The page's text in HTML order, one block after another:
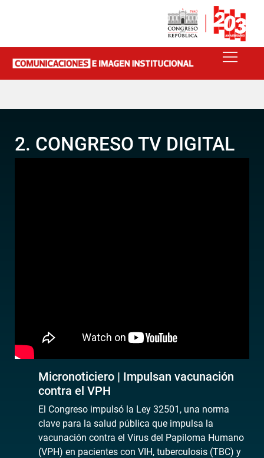
2. CONGRESO TV DIGITAL
Micronoticiero | Impulsan vacunación
contra el VPH
El Congreso impulsó la Ley 32501, una norma
clave para la salud pública que impulsa la
vacunación contra el Virus del Papiloma Humano
(VPH) en pacientes con VIH, tuberculosis (TBC) y